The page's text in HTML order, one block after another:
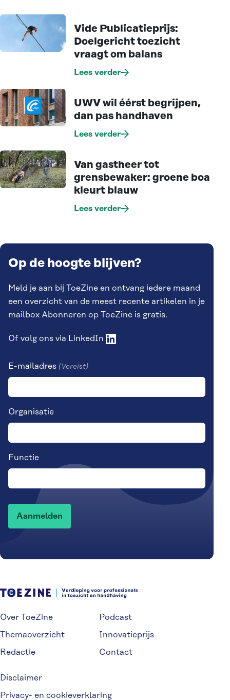
Vide Publicatieprijs:
Doelgericht toezicht
vraagt om balans
Lees verder
UWV wil éérst begrijpen,
dan pas handhaven
Lees verder
Van gastheer tot
grensbewaker: groene boa
kleurt blauw
Lees verder
Op de hoogte blijven?
Meld je aan bij ToeZine en ontvang iedere maand
een overzicht van de meest recente artikelen in je
mailbox Abonneren op ToeZine is gratis.
Of volg ons via LinkedIn
E-mailadres (Vereist)
Organisatie
Functie
Over ToeZine
Themaoverzicht
Redactie
Podcast
Innovatieprijs
Contact
Disclaimer
Privacy- en cookieverklaring